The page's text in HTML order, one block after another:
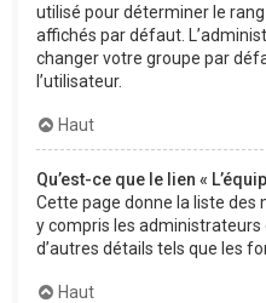
utilisé pour déterminer le
affichés par défaut.
changer votre groupe par
l’utilisateur.
Haut
Qu’est-ce que le lien «
Cette page donne la liste des
y compris les
d’autres détails tels que les
Haut